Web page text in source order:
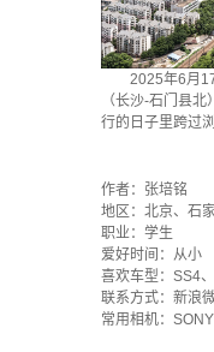
2025年6月
（长沙-石门县
行的日子里跨过
作者：张培铭
地区：北京、石
职业：学生
爱好时间：从小
喜欢车型：SS4
联系方式：新浪
常用相机：